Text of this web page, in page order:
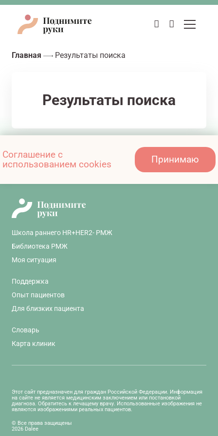
Главная Результаты поиска
Результаты поиска
Школа раннего HR+HER2- РМЖ
Библиотека РМЖ
Моя ситуация
Поддержка
Опыт пациентов
Для близких пациента
Словарь
Карта клиник
Этот сайт предназначен для граждан Российской Федерации. Информация
на сайте не является медицинским заключением или постановкой
диагноза. Обратитесь к лечащему врачу. Использованные изображения не
являются изображениями реальных пациентов.
© Все права защищены
2026 Dalee
Соглашение с
использованием cookies
Принимаю